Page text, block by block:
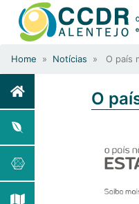
Home » Notícias » O país
O